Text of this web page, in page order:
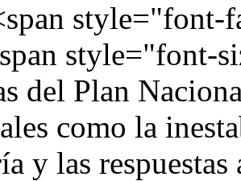
style="font-
del Plan
como la
y las